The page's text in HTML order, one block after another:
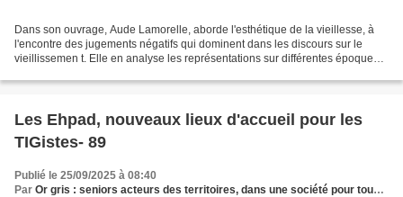
Dans son ouvrage, Aude Lamorelle, aborde l'esthétique de la vieillesse, à
l'encontre des jugements négatifs qui dominent dans les discours sur le
vieillissemen t. Elle en analyse les représentations sur différentes époques,
Les Ehpad, nouveaux lieux d'accueil pour les
TIGistes- 89
Publié le 25/09/2025 à 08:40
Par Or gris : seniors acteurs des territoires, dans une société pour tous les âges